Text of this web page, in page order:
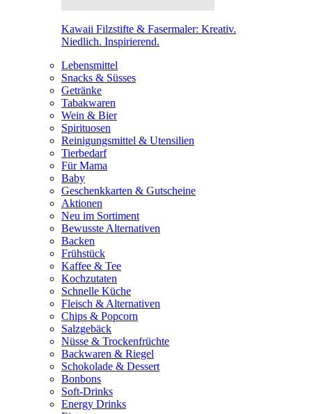
Kawaii Filzstifte & Fasermaler: Kreativ.
Niedlich. Inspirierend.
Lebensmittel
Snacks & Süsses
Getränke
Tabakwaren
Wein & Bier
Spirituosen
Reinigungsmittel & Utensilien
Tierbedarf
Für Mama
Baby
Geschenkkarten & Gutscheine
Aktionen
Neu im Sortiment
Bewusste Alternativen
Backen
Frühstück
Kaffee & Tee
Kochzutaten
Schnelle Küche
Fleisch & Alternativen
Chips & Popcorn
Salzgebäck
Nüsse & Trockenfrüchte
Backwaren & Riegel
Schokolade & Dessert
Bonbons
Soft-Drinks
Energy Drinks